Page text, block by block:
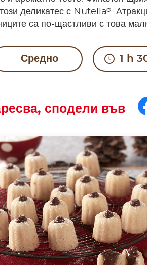
деликатес с Nutella®.
са по-щастливи с това
Средно 1 h
сподели във